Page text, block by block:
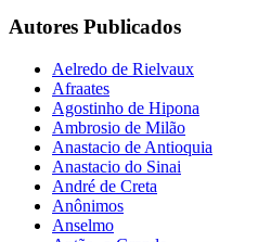
Autores Publicados
Aelredo de Rielvaux
Afraates
Agostinho de Hipona
Ambrosio de Milão
Anastacio de Antioquia
Anastacio do Sinai
André de Creta
Anônimos
Anselmo